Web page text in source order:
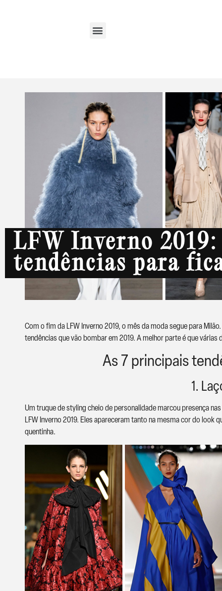
LFW Inverno 2019:
tendências para
Com o fim da LFW Inverno 2019, o mês da moda segue para
tendências que vão bombar em 2019. A melhor parte é que várias
As 7 principais
1.
Um truque de styling cheio de personalidade marcou presença
LFW Inverno 2019. Eles apareceram tanto na mesma cor do
quentinha.